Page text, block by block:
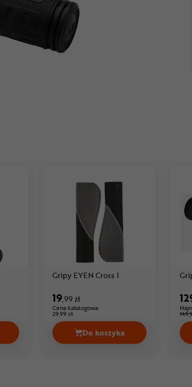
Orion Cena 28,99 zł
Gripy EYEN Cross 1
19,99 zł
Cena katalogowa:
29,99 zł
Do koszyka Gripy